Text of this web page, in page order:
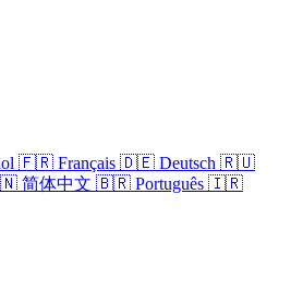
🇫🇷 Français 🇩🇪 Deutsch 🇷🇺
简体中文 🇧🇷 Português 🇮🇷